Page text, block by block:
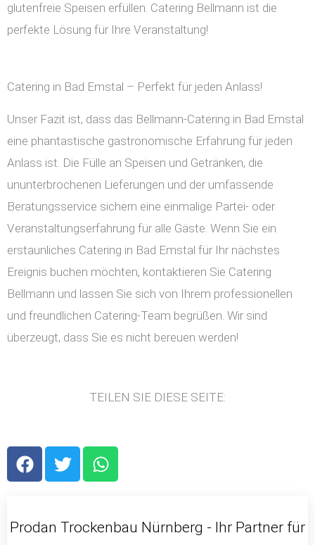
glutenfreie Speisen erfüllen. Catering Bellmann ist die
perfekte Lösung für Ihre Veranstaltung!
Catering in Bad Emstal – Perfekt für jeden Anlass!
Unser Fazit ist, dass das Bellmann-Catering in Bad Emstal
eine phantastische gastronomische Erfahrung für jeden
Anlass ist. Die Fülle an Speisen und Getränken, die
ununterbrochenen Lieferungen und der umfassende
Beratungsservice sichern eine einmalige Partei- oder
Veranstaltungserfahrung für alle Gäste. Wenn Sie ein
erstaunliches Catering in Bad Emstal für Ihr nächstes
Ereignis buchen möchten, kontaktieren Sie Catering
Bellmann und lassen Sie sich von Ihrem professionellen
und freundlichen Catering-Team begrüßen. Wir sind
überzeugt, dass Sie es nicht bereuen werden!
TEILEN SIE DIESE SEITE:
F
a
b
T
w
t
W
h
s
Prodan Trockenbau Nürnberg - Ihr Partner für